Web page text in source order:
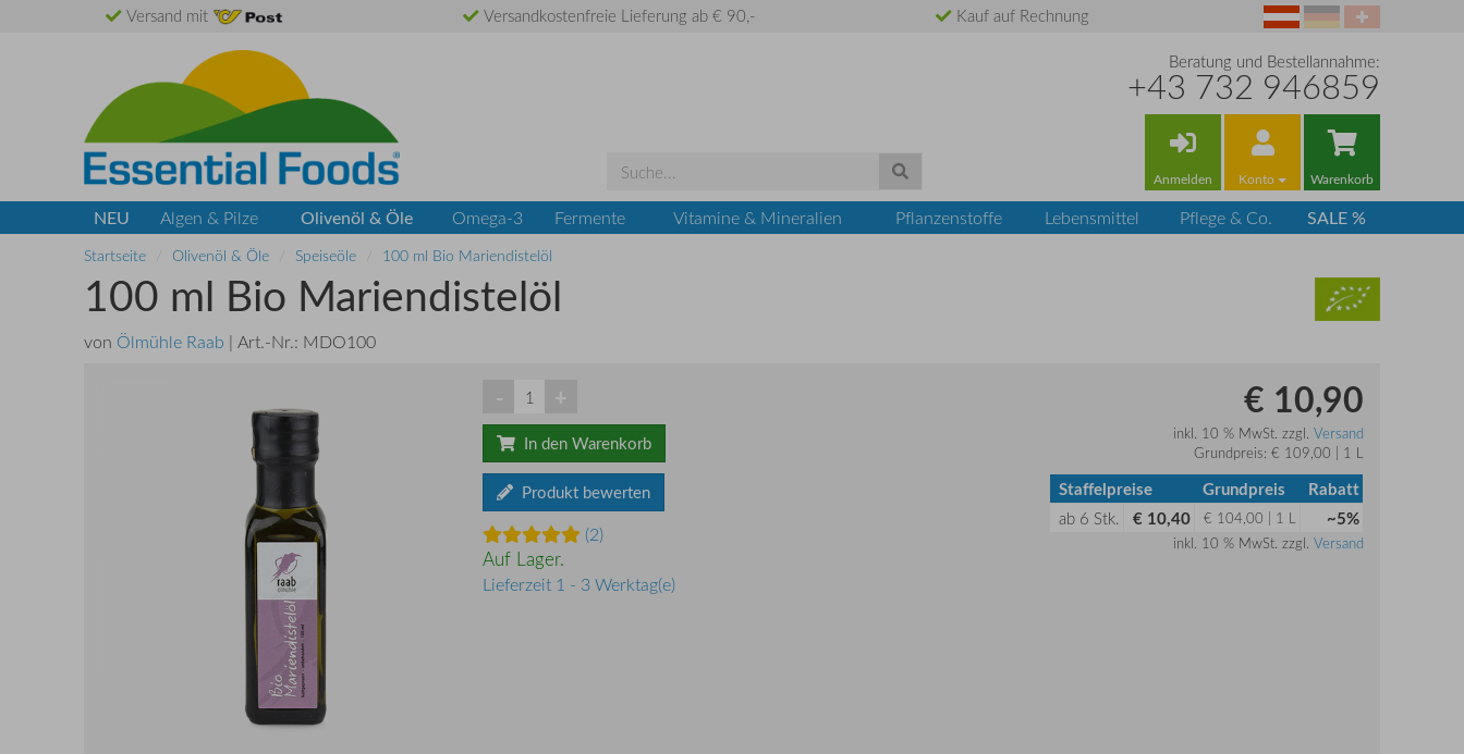
Versand mit Versandkostenfreie Lieferung ab € 90,- Kauf auf Rechnung
Beratung und Bestellannahme:
+43 732 946859
Anmelden Konto Warenkorb
NEU Algen & Pilze Olivenöl & Öle Omega-3 Fermente Vitamine & Mineralien Pflanzenstoffe Lebensmittel Pflege & Co. SALE %
Startseite Olivenöl & Öle Speiseöle 100 ml Bio Mariendistelöl
100 ml Bio Mariendistelöl
von Ölmühle Raab | Art.-Nr.: MDO100
- +
In den Warenkorb
Produkt bewerten
(2)
Auf Lager.
Lieferzeit 1 - 3 Werktag(e)
€ 10,90
inkl. 10 % MwSt. zzgl. Versand
Grundpreis: € 109,00 | 1 L
Staffelpreise Grundpreis Rabatt
ab 6 Stk. € 10,40 € 104,00 | 1 L ~5%
inkl. 10 % MwSt. zzgl. Versand